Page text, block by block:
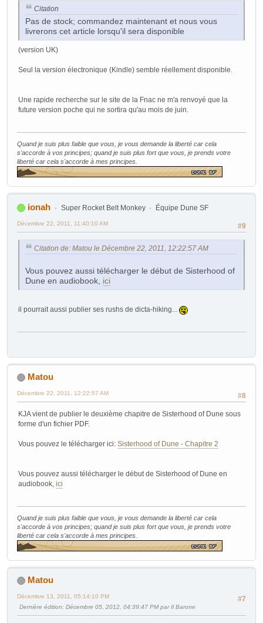
Citation
Pas de stock; commandez maintenant et nous vous
livrerons cet article lorsqu'il sera disponible
(version UK)
Seul la version électronique (Kindle) semble réellement disponible.
Une rapide recherche sur le site de la Fnac ne m'a renvoyé que la
future version poche qui ne sortira qu'au mois de juin.
Quand je suis plus faible que vous, je vous demande la liberté car cela
s'accorde à vos principes; quand je suis plus fort que vous, je prends votre
liberté car cela s'accorde à mes principes.
ionah Super Rocket Belt Monkey Équipe Dune SF
#9
Décembre 22, 2011, 11:40:10 AM
Citation de: Matou le Décembre 22, 2011, 12:22:57 AM
Vous pouvez aussi télécharger le début de Sisterhood of
Dune en audiobook, ici
il pourrait aussi publier ses rushs de dicta-hiking...
Matou
#8
Décembre 22, 2011, 12:22:57 AM
KJA vient de publier le deuxième chapitre de Sisterhood of Dune sous
forme d'un fichier PDF.
Vous pouvez le télécharger ici: Sisterhood of Dune - Chapitre 2
Vous pouvez aussi télécharger le début de Sisterhood of Dune en
audiobook, ici
Quand je suis plus faible que vous, je vous demande la liberté car cela
s'accorde à vos principes; quand je suis plus fort que vous, je prends votre
liberté car cela s'accorde à mes principes.
Matou
#7
Décembre 13, 2011, 05:14:10 PM
Dernière édition: Décembre 05, 2012, 04:39:47 PM par Il Barone